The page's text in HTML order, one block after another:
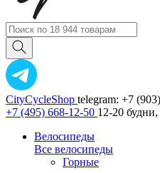
CityCycleShop telegram: +7
+7 (495) 668-12-50 12-20
Велосипеды
Все велосипеды
Горные